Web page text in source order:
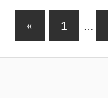
Paginação
« Previous
Posts
1 …